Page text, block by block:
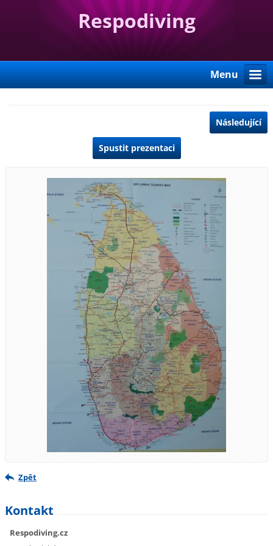
Respodiving
Menu
Následující
Spustit prezentaci
Zpět
Kontakt
Respodiving.cz